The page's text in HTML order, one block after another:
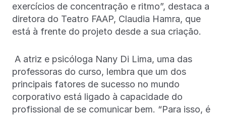
exercícios de concentração e ritmo”, destaca a
diretora do Teatro FAAP, Claudia Hamra, que
está à frente do projeto desde a sua criação.
A atriz e psicóloga Nany Di Lima, uma das
professoras do curso, lembra que um dos
principais fatores de sucesso no mundo
corporativo está ligado à capacidade do
profissional de se comunicar bem. “Para isso, é